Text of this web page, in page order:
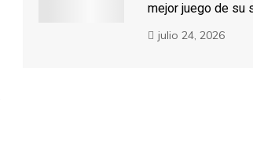
mejor juego de su
julio 24, 2026